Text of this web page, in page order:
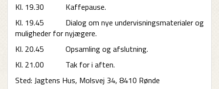
Kl. 19.30 Kaffepause.
Kl. 19.45 Dialog om nye undervisningsmaterialer og
muligheder for nyjægere.
Kl. 20.45 Opsamling og afslutning.
Kl. 21.00 Tak for i aften.
Sted: Jagtens Hus, Molsvej 34, 8410 Rønde